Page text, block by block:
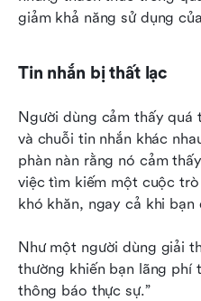
giảm khả năng sử dụng
Tin nhắn bị thất lạc
Người dùng cảm thấy quá
và chuỗi tin nhắn khác
phàn nàn rằng nó cảm
việc tìm kiếm một cuộc
khó khăn, ngay cả khi
Như một người dùng giải
thường khiến bạn lãng phí
thông báo thực sự.”